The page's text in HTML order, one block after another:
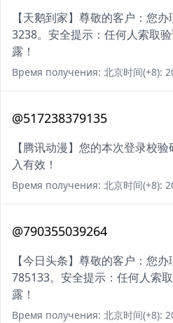
【天鹅到家】尊敬的客户：您
3238。安全提示：任何人索取
露！
Время получения: 北京时间(+8):
@517238379135
【腾讯动漫】您的本次登录校
入有效！
Время получения: 北京时间(+8):
@790355039264
【今日头条】尊敬的客户：您
785133。安全提示：任何人索
露！
Время получения: 北京时间(+8):